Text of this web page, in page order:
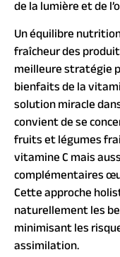
de la lumière et de
Un équilibre
fraîcheur des
meilleure stratégie
bienfaits de la
solution miracle
convient de se
fruits et légumes
vitamine C mais
complémentaires
Cette approche
naturellement les
minimisant les
assimilation.